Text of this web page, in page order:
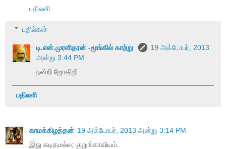
பதிலளி
பதில்கள்
டி.என்.முரளிதரன் -மூங்கில் காற்று
19 அக்டோபர், 2013
அன்று 3:44 PM
நன்றி ஜோதிஜி
பதிலளி
காமக்கிழத்தன் 19 அக்டோபர், 2013 அன்று 3:14 PM
இது கடிதமல்ல; குறுங்காவியம்.